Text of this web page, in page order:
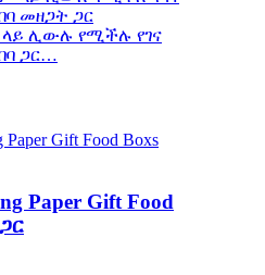
ላይ ሊውሉ የሚችሉ የገና
ጋር…
Paper Gift Food